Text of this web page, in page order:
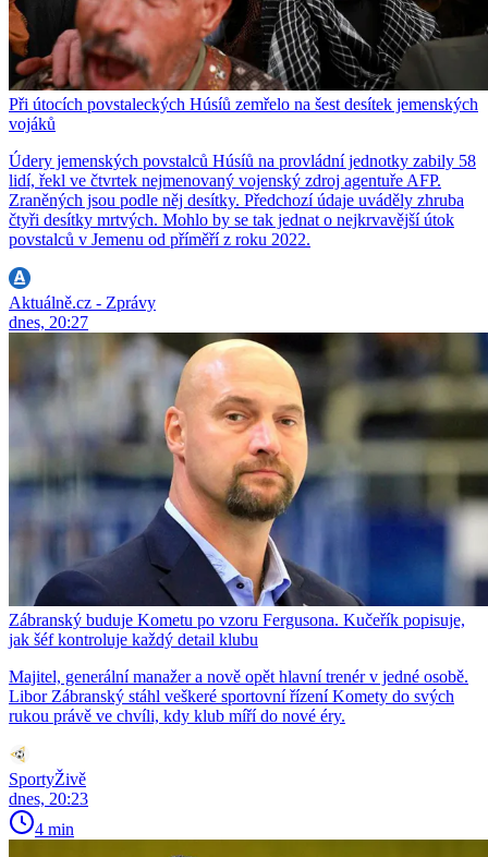
Při útocích povstaleckých Húsíů zemřelo na šest desítek jemenských
vojáků
Údery jemenských povstalců Húsíů na provládní jednotky zabily 58
lidí, řekl ve čtvrtek nejmenovaný vojenský zdroj agentuře AFP.
Zraněných jsou podle něj desítky. Předchozí údaje uváděly zhruba
čtyři desítky mrtvých. Mohlo by se tak jednat o nejkrvavější útok
povstalců v Jemenu od příměří z roku 2022.
Aktuálně.cz - Zprávy
dnes, 20:27
Zábranský buduje Kometu po vzoru Fergusona. Kučeřík popisuje,
jak šéf kontroluje každý detail klubu
Majitel, generální manažer a nově opět hlavní trenér v jedné osobě.
Libor Zábranský stáhl veškeré sportovní řízení Komety do svých
rukou právě ve chvíli, kdy klub míří do nové éry.
SportyŽivě
dnes, 20:23
4 min